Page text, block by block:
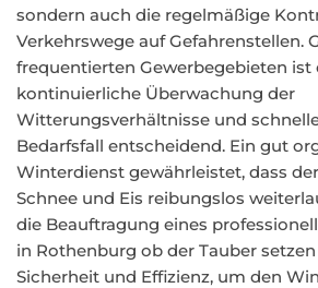
sondern auch die regelmäßige
Verkehrswege auf Gefahrenstellen.
frequentierten Gewerbegebieten ist
kontinuierliche Überwachung der
Witterungsverhältnisse und
Bedarfsfall entscheidend. Ein gut
Winterdienst gewährleistet, dass
Schnee und Eis reibungslos
die Beauftragung eines
in Rothenburg ob der Tauber
Sicherheit und Effizienz, um den